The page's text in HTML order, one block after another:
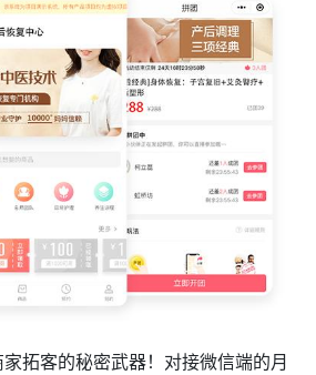
拓客的秘密武器！对接微信端的月